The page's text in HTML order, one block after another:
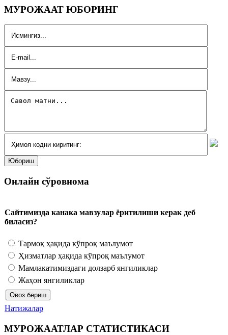
МУРОЖААТ ЮБОРИНГ
Онлайн сўровнома
Сайтимизда канака мавзулар ёритилиши керак деб
биласиз?
Тармоқ ҳақида кўпроқ маълумот
Ҳизматлар ҳақида кўпроқ маълумот
Мамлакатимиздаги долзарб янгиликлар
Жаҳон янгиликлар
Натижалар
МУРОЖААТЛАР СТАТИСТИКАСИ